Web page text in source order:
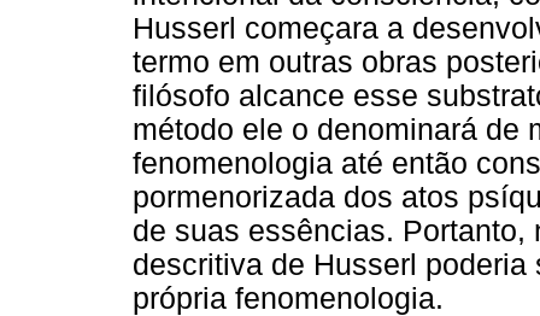
Husserl começara a
termo em outras obras
filósofo alcance esse
método ele o denominará de
fenomenologia até então
pormenorizada dos atos
de suas essências.
descritiva de Husserl
própria fenomenologia.